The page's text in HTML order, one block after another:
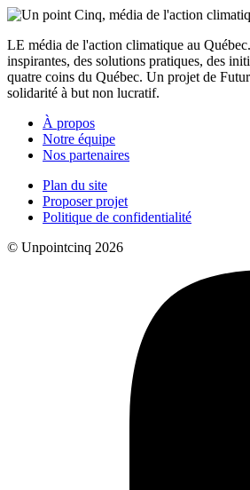
LE média de l'action climatique au
inspirantes, des solutions pratiques, des
quatre coins du Québec. Un projet de
solidarité à but non lucratif.
À propos
Notre équipe
Nos partenaires
Plan du site
Proposer projet
Politique de confidentialité
© Unpointcinq 2026